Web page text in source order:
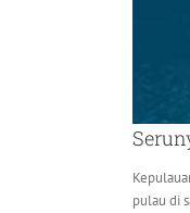
pulau di